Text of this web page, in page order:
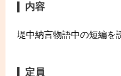
内容
堤中納言物語中の短編を
定員